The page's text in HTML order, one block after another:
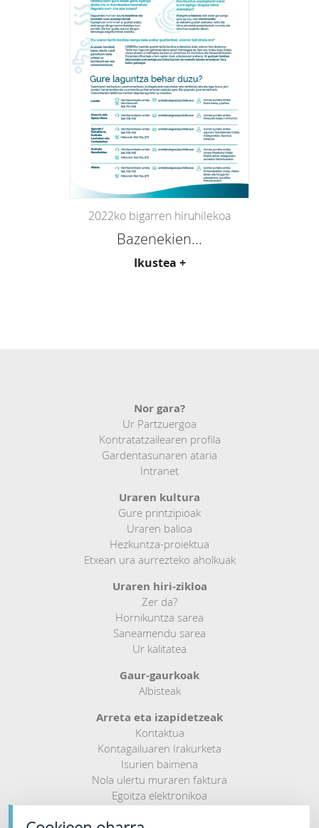
2022ko bigarren hiruhilekoa
Bazenekien...
Ikustea +
Nor gara?
Ur Partzuergoa
Kontratatzailearen profila
Gardentasunaren ataria
Intranet
Uraren kultura
Gure printzipioak
Uraren balioa
Hezkuntza-proiektua
Etxean ura aurrezteko aholkuak
Uraren hiri-zikloa
Zer da?
Hornikuntza sarea
Saneamendu sarea
Ur kalitatea
Gaur-gaurkoak
Albisteak
Arreta eta izapidetzeak
Kontaktua
Kontagailuaren Irakurketa
Isurien baimena
Nola ulertu muraren faktura
Egoitza elektronikoa